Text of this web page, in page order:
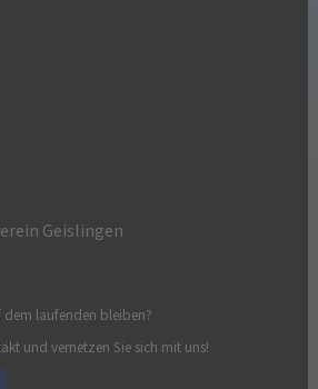
Geislingen
laufenden bleiben?
und vernetzen Sie sich mit uns!